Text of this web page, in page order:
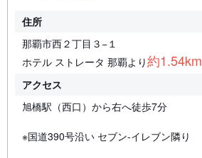
住所
那覇市西２丁目３−１
ホテル ストレータ 那覇より約1.54km
アクセス
旭橋駅（西口）から右へ徒歩7分
※国道390号沿い セブン-イレブン隣り